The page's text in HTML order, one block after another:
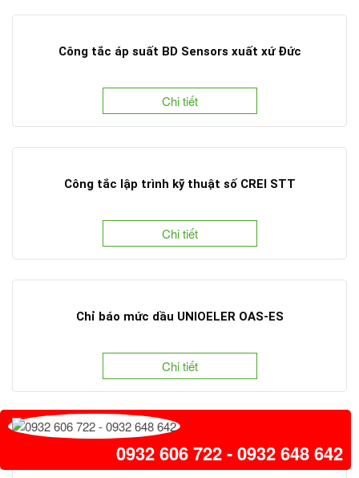
Công tắc áp suất BD Sensors xuất xứ Đức
Chi tiết
Công tắc lập trình kỹ thuật số CREI STT
Chi tiết
Chỉ báo mức dầu UNIOELER OAS-ES
Chi tiết
Công tắc ZEZ SILKO
0932 606 722 - 0932 648 642